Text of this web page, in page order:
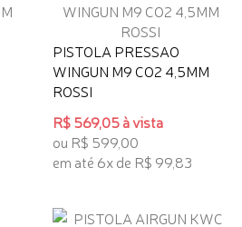
PISTOLA PRESSAO
WINGUN M9 CO2 4,5MM
ROSSI
R$ 569,05 à vista
ou R$ 599,00
em até 6x de R$ 99,83